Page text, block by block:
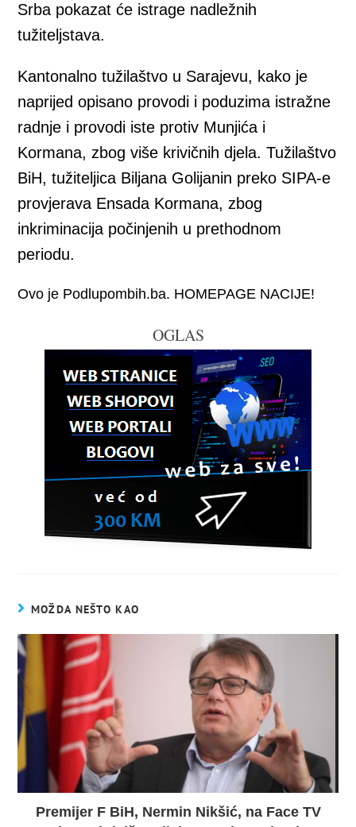
Srba pokazat će istrage nadležnih
tužiteljstava.
Kantonalno tužilaštvo u Sarajevu, kako je
naprijed opisano provodi i poduzima istražne
radnje i provodi iste protiv Munjića i
Kormana, zbog više krivičnih djela. Tužilaštvo
BiH, tužiteljica Biljana Golijanin preko SIPA-e
provjerava Ensada Kormana, zbog
inkriminacija počinjenih u prethodnom
periodu.
Ovo je Podlupombih.ba. HOMEPAGE NACIJE!
OGLAS
MOŽDA NEŠTO KAO
Premijer F BiH, Nermin Nikšić, na Face TV